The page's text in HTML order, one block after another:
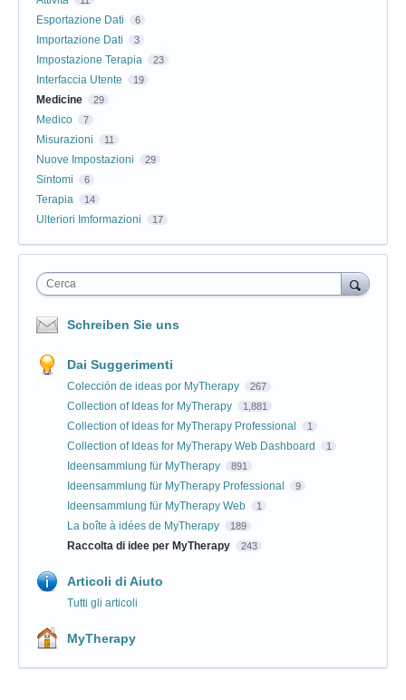
Esportazione Dati 6
Importazione Dati 3
Impostazione Terapia 23
Interfaccia Utente 19
Medicine 29
Medico 7
Misurazioni 11
Nuove Impostazioni 29
Sintomi 6
Terapia 14
Ulteriori Imformazioni 17
Cerca
Schreiben Sie uns
Dai Suggerimenti
Colección de ideas por MyTherapy 267
Collection of Ideas for MyTherapy 1,881
Collection of Ideas for MyTherapy Professional 1
Collection of Ideas for MyTherapy Web Dashboard 1
Ideensammlung für MyTherapy 891
Ideensammlung für MyTherapy Professional 9
Ideensammlung für MyTherapy Web 1
La boîte à idées de MyTherapy 189
Raccolta di idee per MyTherapy 243
Articoli di Aiuto
Tutti gli articoli
MyTherapy